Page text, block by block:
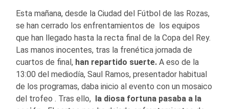
Esta mañana, desde la Ciudad del Fútbol de las Rozas,
se han cerrado los enfrentamientos de los equipos
que han llegado hasta la recta final de la Copa del Rey.
Las manos inocentes, tras la frenética jornada de
cuartos de final, han repartido suerte. A eso de la
13:00 del mediodía, Saul Ramos, presentador habitual
de los programas, daba inicio al evento con un mosaico
del trofeo . Tras ello,
la diosa fortuna pasaba a la